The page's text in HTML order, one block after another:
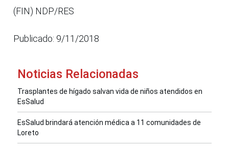
(FIN) NDP/RES
Publicado: 9/11/2018
Noticias Relacionadas
Trasplantes de hígado salvan vida de niños atendidos en
EsSalud
EsSalud brindará atención médica a 11 comunidades de
Loreto